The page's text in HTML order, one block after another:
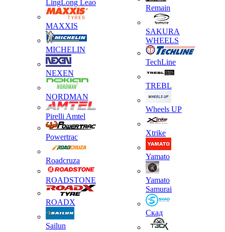
LingLong Leao
MAXXIS
MICHELIN
NEXEN
NORDMAN
Pirelli Amtel
Powertrac
Roadcruza
ROADSTONE
ROADX
Sailun
Remain
SAKURA
WHEELS
TechLine
TREBL
Wheels UP
Xtrike
Yamato
Yamato
Samurai
Скад